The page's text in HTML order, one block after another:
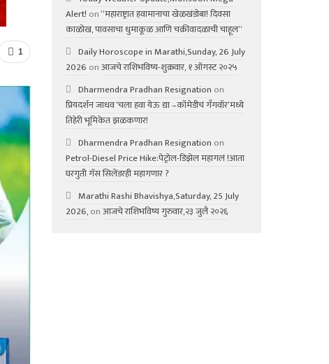
1
Alert! on“महाराष्ट्रात हवामानाचा खेळखंडोबा! दिवसा
काळोख, पावसाचा धुमाकूळ आणि चक्रीवादळाची चाहूल”
Daily Horoscope in Marathi,Sunday, 26 July
2026 onआजचे राशिभविष्य-शुक्रवार, १ ऑगस्ट २०२५
Dharmendra Pradhan Resignation on
प्रियदर्शन जाधव ‘चला हवा येऊ द्या –कॉमेडीचं गॅंगवॉर’मध्ये
तिहेरी भूमिकेत झळकणार!
Dharmendra Pradhan Resignation on
Petrol-Diesel Price Hike:पेट्रोल-डिझेल महागलं !आता
घरगुती गॅस सिलेंडरही महागणार ?
Marathi Rashi Bhavishya,Saturday, 25 July
2026,onआजचे राशिभविष्य गुरुवार,२३ जुलै २०२६